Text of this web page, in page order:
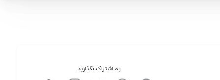
به اشتراک بگذارید